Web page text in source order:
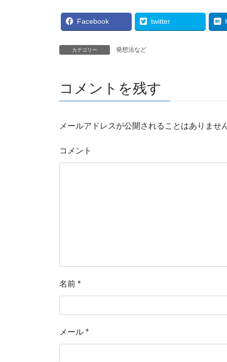
Facebook twitter
カテゴリー 発想法など
コメントを残す
メールアドレスが公開されることはありませ
コメント
名前 *
メール *